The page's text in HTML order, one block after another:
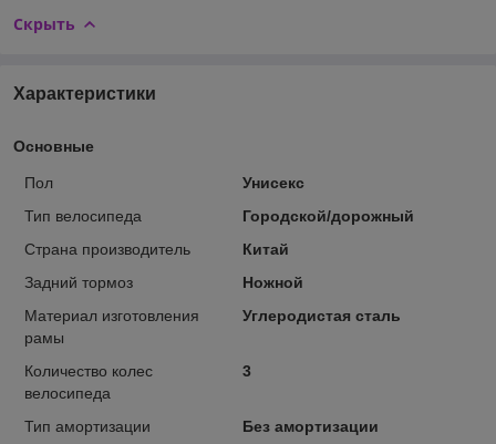
Скрыть
Характеристики
Основные
Пол
Унисекс
Тип велосипеда
Городской/дорожный
Страна производитель
Китай
Задний тормоз
Ножной
Материал изготовления
рамы
Углеродистая сталь
Количество колес
велосипеда
3
Тип амортизации
Без амортизации